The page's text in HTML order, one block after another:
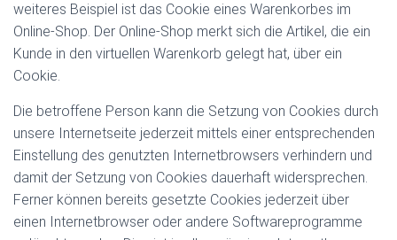
weiteres Beispiel ist das Cookie eines Warenkorbes im
Online-Shop. Der Online-Shop merkt sich die Artikel, die ein
Kunde in den virtuellen Warenkorb gelegt hat, über ein
Cookie.
Die betroffene Person kann die Setzung von Cookies durch
unsere Internetseite jederzeit mittels einer entsprechenden
Einstellung des genutzten Internetbrowsers verhindern und
damit der Setzung von Cookies dauerhaft widersprechen.
Ferner können bereits gesetzte Cookies jederzeit über
einen Internetbrowser oder andere Softwareprogramme